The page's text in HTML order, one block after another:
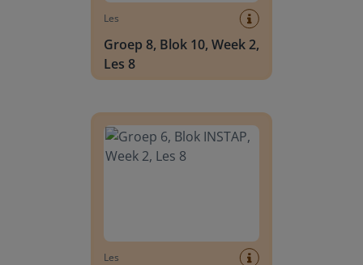
Les
Groep 8, Blok 10, Week 2,
Les 8
Les